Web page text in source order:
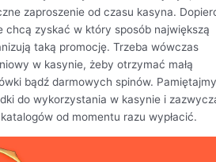
zaproszenie od czasu kasyna.
chcą zyskać w który sposób największą
taką promocję. Trzeba wówczas
w kasynie, żeby otrzymać małą
bądź darmowych spinów. Pamiętajmy
do wykorzystania w kasynie i
od momentu razu wypłacić.